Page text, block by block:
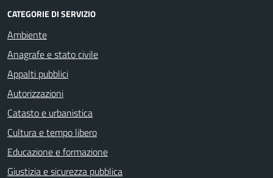
CATEGORIE DI SERVIZIO
Ambiente
Anagrafe e stato civile
Appalti pubblici
Autorizzazioni
Catasto e urbanistica
Cultura e tempo libero
Educazione e formazione
Giustizia e sicurezza pubblica